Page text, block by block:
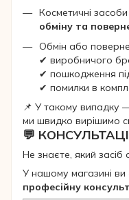
Косметичні
обміну та
Обмін або
✔ виробничого
✔ пошкодження
✔ помилки в
📌 У такому випадку —
ми швидко вирішимо
💬
Не знаєте, який
У нашому магазині
професійну